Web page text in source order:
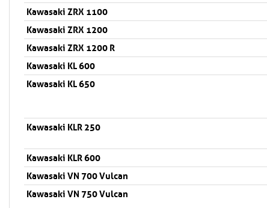
Kawasaki ZRX 1100
Kawasaki ZRX 1200
Kawasaki ZRX 1200 R
Kawasaki KL 600
Kawasaki KL 650
Kawasaki KLR 250
Kawasaki KLR 600
Kawasaki VN 700 Vulcan
Kawasaki VN 750 Vulcan